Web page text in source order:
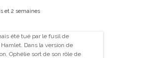
et 2 semaines
été tué par le fusil de
Dans la version de
Ophélie sort de son rôle de